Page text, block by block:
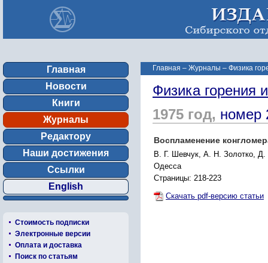
Главная
Новости
Книги
Журналы
Редактору
Наши достижения
Ссылки
English
Стоимость подписки
Электронные версии
Оплата и доставка
Поиск по статьям
Главная – Журналы – Физика
Физика горения
1975 год, номер
Воспламенение
В. Г. Шевчук, А. Н. Золотко,
Одесса
Страницы: 218-223
Скачать pdf-версию статьи